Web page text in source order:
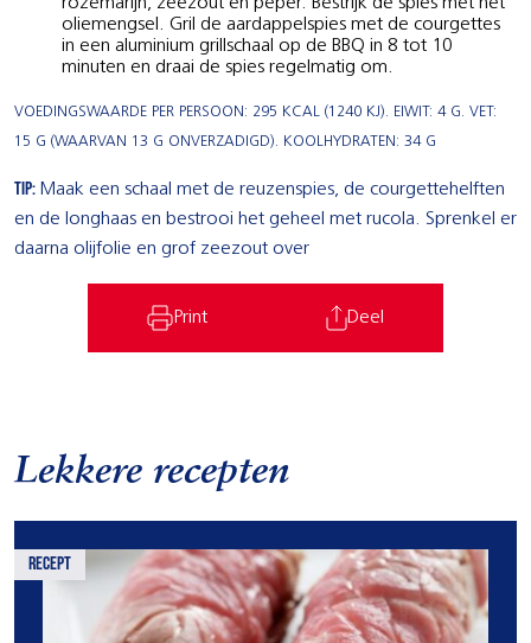
oliemengsel. Gril de aardappelspies met de courgettes
in een aluminium grillschaal op de BBQ in 8 tot 10
minuten en draai de spies regelmatig om.
VOEDINGSWAARDE PER PERSOON: 295 KCAL (1240 KJ). EIWIT: 4 G. VET:
15 G (WAARVAN 13 G ONVERZADIGD). KOOLHYDRATEN: 34 G
TIP: Maak een schaal met de reuzenspies, de courgettehelften
en de longhaas en bestrooi het geheel met rucola. Sprenkel er
daarna olijfolie en grof zeezout over
Print Deel
Lekkere recepten
recept